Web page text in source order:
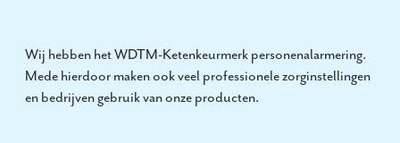
Wij hebben het WDTM-Ketenkeurmerk personenalarmering.
Mede hierdoor maken ook veel professionele zorginstellingen
en bedrijven gebruik van onze producten.